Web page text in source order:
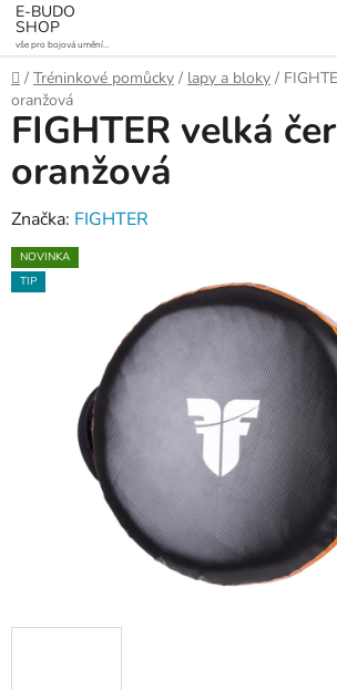
Přejít
na
obsah
E-BUDO
SHOP
vše pro bojová umění a
sporty
Domů
/ Tréninkové pomůcky / lapy a bloky /
oranžová
FIGHTER velká
oranžová
Značka: FIGHTER
NOVINKA
TIP